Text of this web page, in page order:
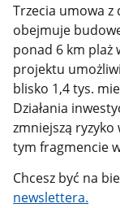
Trzecia umowa z
obejmuje
ponad 6 km plaż
projektu
blisko 1,4 tys.
Działania
zmniejszą
tym fragmencie
Chcesz być na
newslettera.